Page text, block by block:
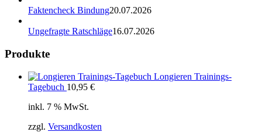
Faktencheck Bindung20.07.2026
Ungefragte Ratschläge16.07.2026
Produkte
Longieren Trainings-
Tagebuch 10,95 €
inkl. 7 % MwSt.
zzgl. Versandkosten